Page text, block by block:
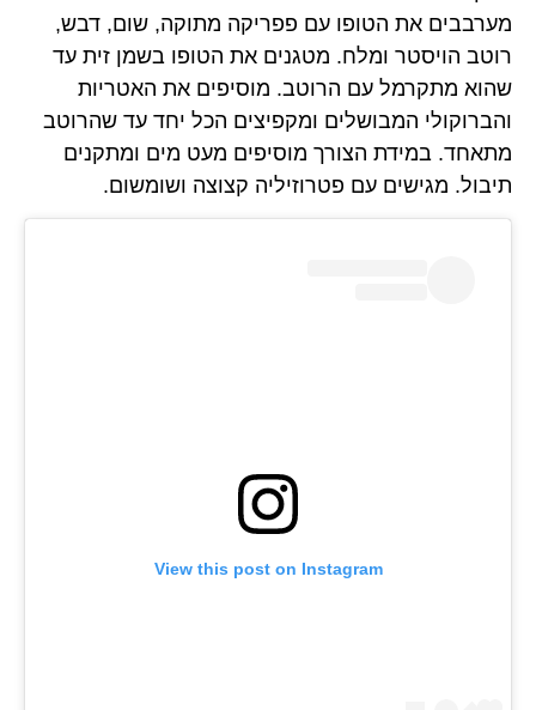
מערבבים את הטופו עם פפריקה מתוקה, שום, דבש,
רוטב הויסטר ומלח. מטגנים את הטופו בשמן זית עד
שהוא מתקרמל עם הרוטב. מוסיפים את האטריות
והברוקולי המבושלים ומקפיצים הכל יחד עד שהרוטב
מתאחד. במידת הצורך מוסיפים מעט מים ומתקנים
תיבול. מגישים עם פטרוזיליה קצוצה ושומשום.
View this post on Instagram